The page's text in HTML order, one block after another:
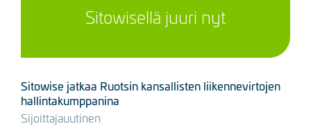
Sitowisellä juuri nyt
Sitowise jatkaa Ruotsin kansallisten liikennevirtojen
hallintakumppanina
Sijoittajauutinen